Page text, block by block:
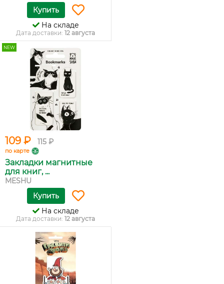
Купить
На складе
Дата доставки: 12 августа
NEW
109 ₽ 115 ₽
по карте
Закладки магнитные
для книг, ...
MESHU
Купить
На складе
Дата доставки: 12 августа